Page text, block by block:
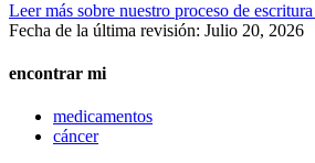
Leer más sobre nuestro proceso de
Fecha de la última revisión: Julio 20, 2026
encontrar mi
medicamentos
cáncer